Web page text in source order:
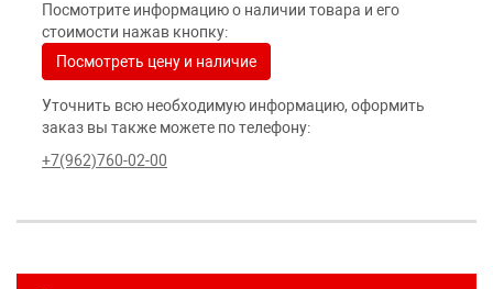
Посмотрите информацию о наличии товара и его
стоимости нажав кнопку:
Посмотреть цену и наличие
Уточнить всю необходимую информацию, оформить
заказ вы также можете по телефону:
+7(962)760-02-00